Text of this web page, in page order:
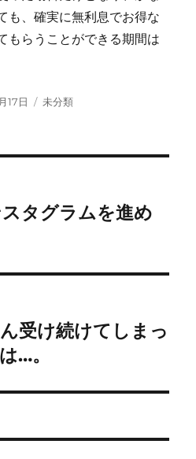
も、確実に無利息でお得な
もらうことができる期間は
17日 Categories
未分類
タグラムを進め
受け続けてしまっ
…。